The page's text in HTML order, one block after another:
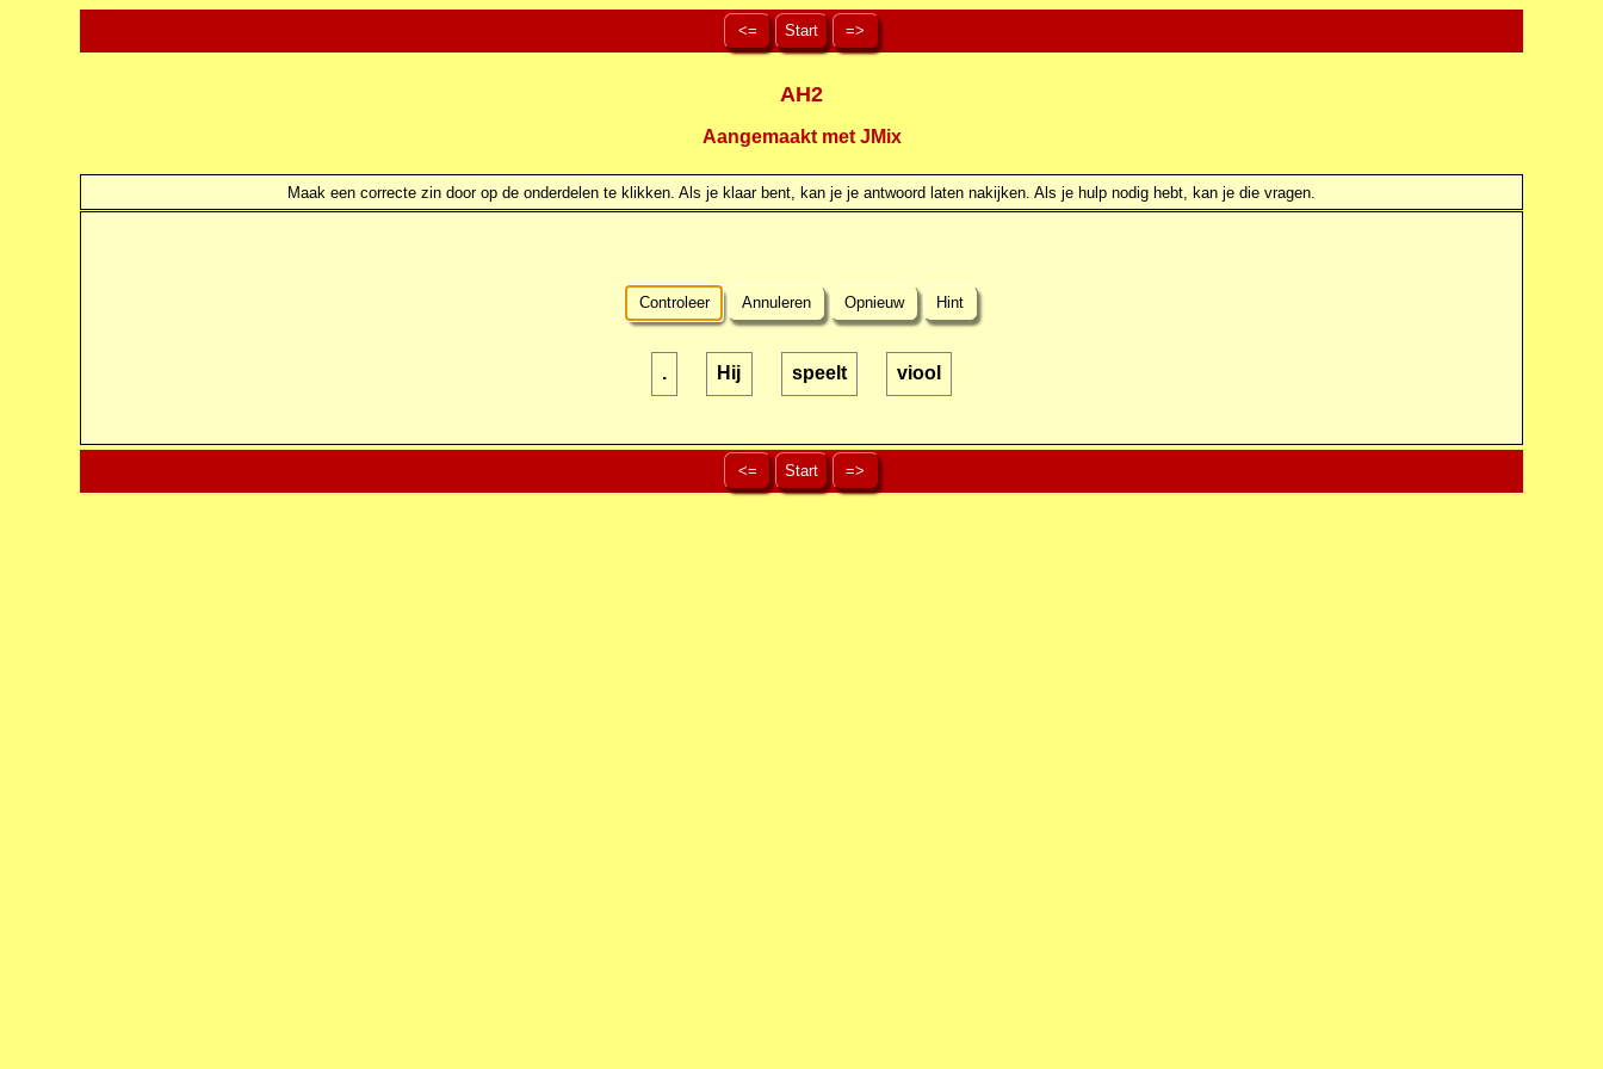
<= Start =>
AH2
Aangemaakt met JMix
Maak een correcte zin door op de onderdelen te klikken. Als je klaar bent, kan je je antwoord laten nakijken. Als je hulp nodig hebt, kan je die vragen.
Controleer Annuleren Opnieuw Hint
. Hij speelt viool
<= Start =>